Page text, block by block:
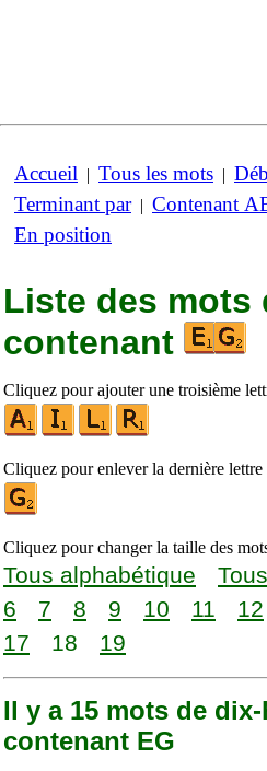
Accueil | Tous les mots |
Terminant par| Contenant
En position
Liste des mots
contenant
Cliquez pour ajouter une troisième
Cliquez pour enlever la dernière lettre
Cliquez pour changer la taille des
Tous alphabétique
6
7 8 9 10 11 12
17
18 19
Il y a 15 mots de
contenant EG